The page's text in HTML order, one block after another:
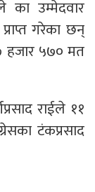
का उम्मेदवार
गरेका छन्
हजार ५७० मत
राईले ११
टंकप्रसाद